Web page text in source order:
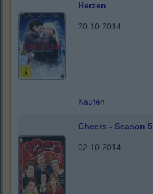
Herzen
20.10.2014
Kaufen
Cheers - Season 5
02.10.2014